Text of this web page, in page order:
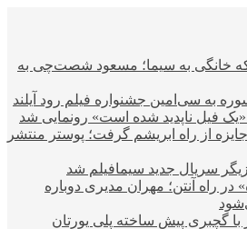
خانگی به سیما؛ مسعود شصت‌چی به
فیل ناپدید شده است» رونمایی شد
فیلم کوتاه «مینا» ۲ جایزه از راه ابریشم گرفت؛ پوستر منتشر
سریال جدید سیمافیلم شد
راه آنتن؛ مهران مدیری دوباره
با گچبری پیش ساخته پلی یورتان